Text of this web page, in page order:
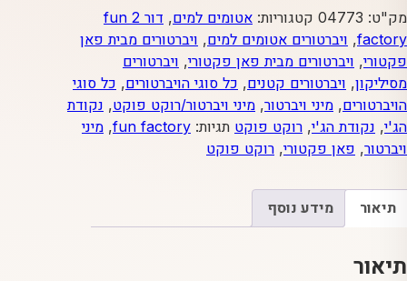
ANGELO
תורכיז
מבית
פאן
פקטורי
מק"ט: 04773 קטגוריות: אטומים למים,
דור 2 fun
factory
, ויברטורים אטומים למים, ויברטורים מבית פאן
פקטורי, ויברטורים מבית פאן פקטורי, ויברטורים
מסיליקון, ויברטורים קטנים, כל סוגי הויברטורים, כל סוגי
הויברטורים, מיני ויברטור, מיני ויברטור/רוקט פוקט, נקודת
הג'י, נקודת הג'י, רוקט פוקט תגיות: fun factory
, מיני
ויברטור, פאן פקטורי, רוקט פוקט
תיאור מידע נוסף
תיאור